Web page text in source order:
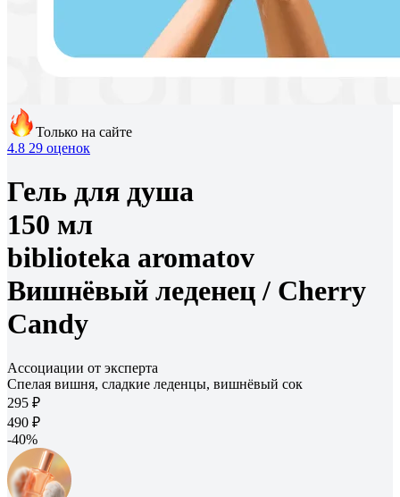
Только на сайте
4.8 29 оценок
Гель для душа
150 мл
biblioteka aromatov
Вишнёвый леденец / Cherry
Candy
Ассоциации от эксперта
Спелая вишня, сладкие леденцы, вишнёвый сок
295 ₽
490 ₽
-40%